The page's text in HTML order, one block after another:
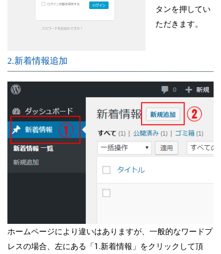
タンを押してい
ただきます。
2.新着情報追加
ホームページにより違いはありますが、一般的なワードプ
レスの場合、左にある「1.新着情報」をクリックして頂